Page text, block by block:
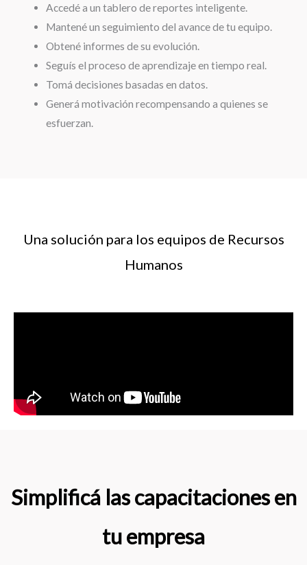
Accedé a un tablero de reportes inteligente.
Mantené un seguimiento del avance de tu equipo.
Obtené informes de su evolución.
Seguís el proceso de aprendizaje en tiempo real.
Tomá decisiones basadas en datos.
Generá motivación recompensando a quienes se
esfuerzan.
Una solución para los equipos de Recursos
Humanos
Simplificá las capacitaciones en
tu empresa